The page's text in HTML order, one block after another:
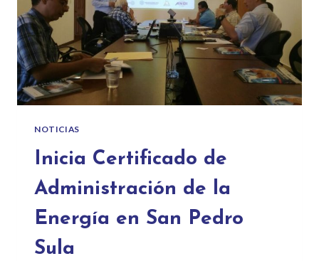
NOTICIAS
Inicia Certificado de
Administración de la
Energía en San Pedro
Sula